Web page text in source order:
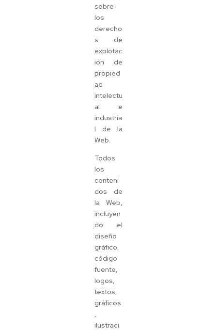
sobre
los
derecho
s de
explotac
ión de
propied
ad
intelectu
al e
industria
l de la
Web.
Todos
los
conteni
dos de
la Web,
incluyen
do el
diseño
gráfico,
código
fuente,
logos,
textos,
gráficos
,
ilustraci